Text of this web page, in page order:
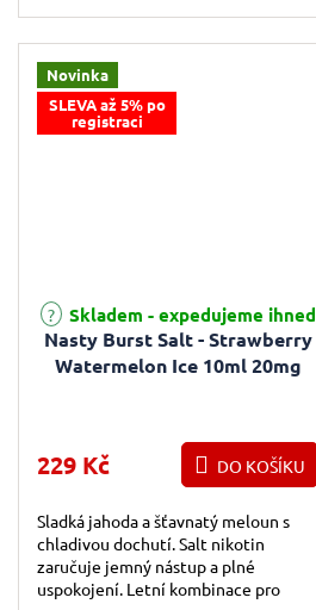
Novinka
SLEVA až 5% po
registraci
Nasty Burst Salt - Strawberry
Watermelon Ice 10ml 20mg
Skladem - expedujeme ihned
229 Kč DO KOŠÍKU
Sladká jahoda a šťavnatý meloun s
chladivou dochutí. Salt nikotin
zaručuje jemný nástup a plné
uspokojení. Letní kombinace pro